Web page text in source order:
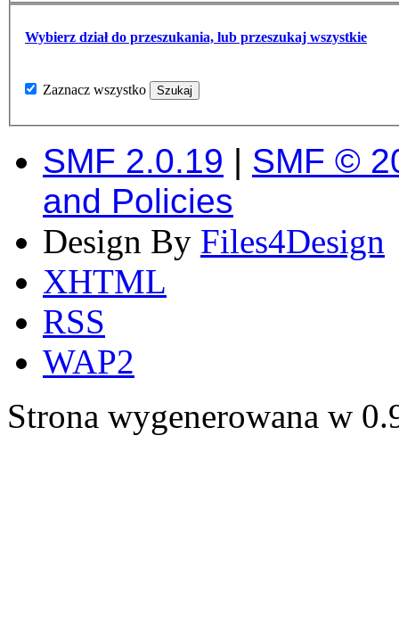
Wybierz dział do przeszukania, lub przeszukaj wszystkie
Zaznacz wszystko
SMF 2.0.19 | SMF ©
and Policies
Design By Files4Design
XHTML
RSS
WAP2
Strona wygenerowana w